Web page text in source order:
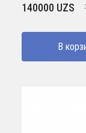
составляла
170000 UZS.
140000 UZS
Текущая
140000 UZS.
В